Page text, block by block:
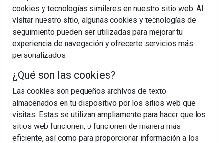
REVISTA 378
cookies y tecnologías similares en nuestro sitio web. Al
visitar nuestro sitio, algunas cookies y tecnologías de
seguimiento pueden ser utilizadas para mejorar tu
experiencia de navegación y ofrecerte servicios más
personalizados.
¿Qué son las cookies?
Las cookies son pequeños archivos de texto
almacenados en tu dispositivo por los sitios web que
visitas. Estas se utilizan ampliamente para hacer que los
sitios web funcionen, o funcionen de manera más
eficiente, así como para proporcionar información a los